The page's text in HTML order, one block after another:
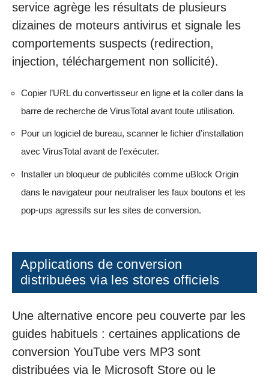
service agrège les résultats de plusieurs
dizaines de moteurs antivirus et signale les
comportements suspects (redirection,
injection, téléchargement non sollicité).
Copier l’URL du convertisseur en ligne et la coller dans la
barre de recherche de VirusTotal avant toute utilisation.
Pour un logiciel de bureau, scanner le fichier d’installation
avec VirusTotal avant de l’exécuter.
Installer un bloqueur de publicités comme uBlock Origin
dans le navigateur pour neutraliser les faux boutons et les
pop-ups agressifs sur les sites de conversion.
Applications de conversion
distribuées via les stores officiels
Une alternative encore peu couverte par les
guides habituels : certaines applications de
conversion YouTube vers MP3 sont
distribuées via le Microsoft Store ou le